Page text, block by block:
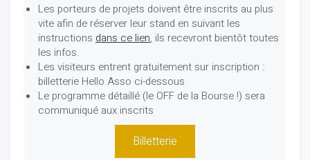
Les porteurs de projets doivent être inscrits au plus
vite afin de réserver leur stand en suivant les
instructions dans ce lien, ils recevront bientôt toutes
les infos.
Les visiteurs entrent gratuitement sur inscription :
billetterie Hello Asso ci-dessous
Le programme détaillé (le OFF de la Bourse !) sera
communiqué aux inscrits
Billetterie